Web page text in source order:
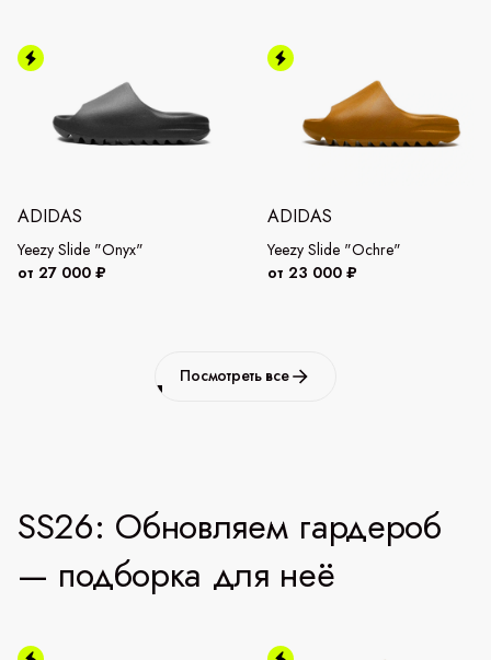
ADIDAS
Yeezy Slide "Onyx"
от 27 000 ₽
ADIDAS
Yeezy Slide "Ochre"
от 23 000 ₽
Посмотреть все
SS26: Обновляем гардероб
— подборка для неё